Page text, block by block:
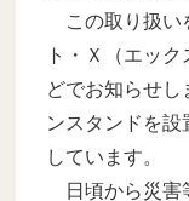
この取り扱い
ト・Ｘ（エッ
どでお知らせし
ンスタンドを設
しています。
日頃から災害